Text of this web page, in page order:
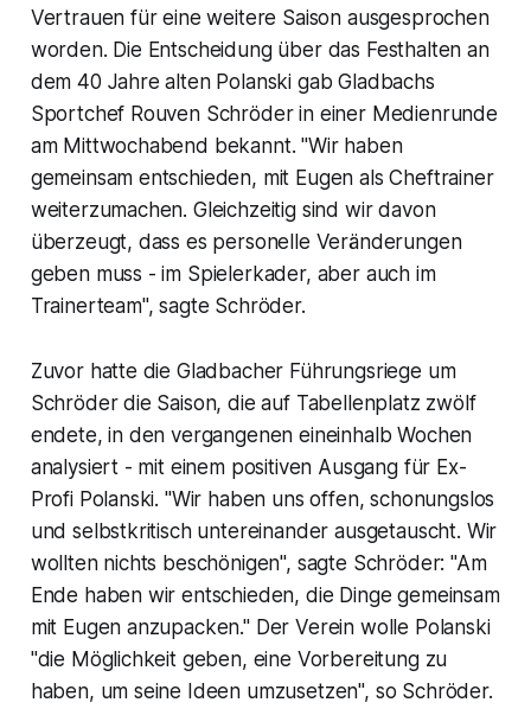
Vertrauen für eine weitere Saison ausgesprochen
worden. Die Entscheidung über das Festhalten an
dem 40 Jahre alten Polanski gab Gladbachs
Sportchef Rouven Schröder in einer Medienrunde
am Mittwochabend bekannt. "Wir haben
gemeinsam entschieden, mit Eugen als Cheftrainer
weiterzumachen. Gleichzeitig sind wir davon
überzeugt, dass es personelle Veränderungen
geben muss - im Spielerkader, aber auch im
Trainerteam", sagte Schröder.
Zuvor hatte die Gladbacher Führungsriege um
Schröder die Saison, die auf Tabellenplatz zwölf
endete, in den vergangenen eineinhalb Wochen
analysiert - mit einem positiven Ausgang für Ex-
Profi Polanski. "Wir haben uns offen, schonungslos
und selbstkritisch untereinander ausgetauscht. Wir
wollten nichts beschönigen", sagte Schröder: "Am
Ende haben wir entschieden, die Dinge gemeinsam
mit Eugen anzupacken." Der Verein wolle Polanski
"die Möglichkeit geben, eine Vorbereitung zu
haben, um seine Ideen umzusetzen", so Schröder.